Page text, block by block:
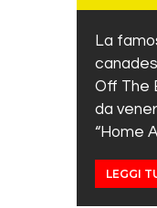
La
Off The
da
“Home
LEGGI